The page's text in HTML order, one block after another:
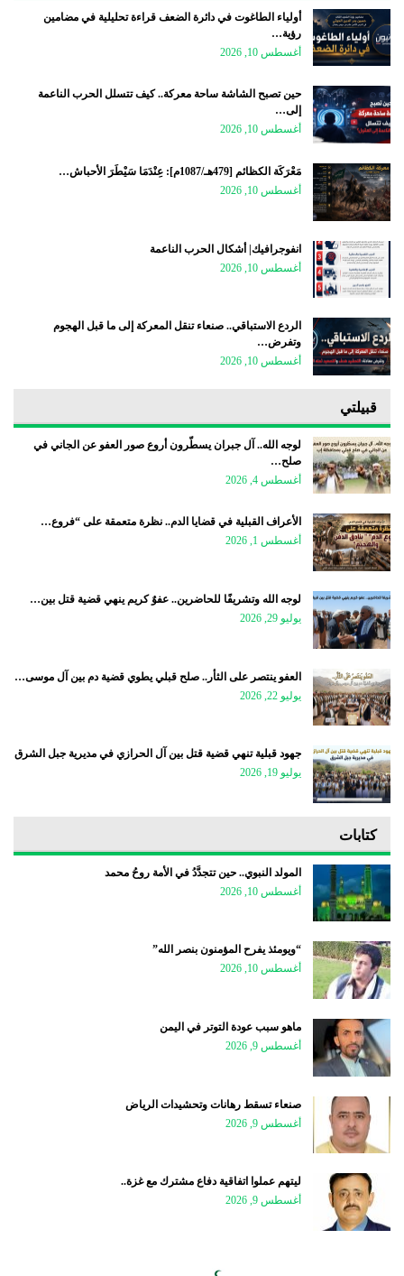
أولياء الطاغوت في دائرة الضعف قراءة تحليلية في مضامين
رؤية…
أغسطس 10, 2026
حين تصبح الشاشة ساحة معركة.. كيف تتسلل الحرب الناعمة
إلى…
أغسطس 10, 2026
مَعْرَكَة الكظائم [479هـ/1087م]: عِنْدَمَا سَيْطَرَ الأحباش…
أغسطس 10, 2026
انفوجرافيك| أشكال الحرب الناعمة
أغسطس 10, 2026
الردع الاستباقي.. صنعاء تنقل المعركة إلى ما قبل الهجوم
وتفرض…
أغسطس 10, 2026
قبيلتي
لوجه الله.. آل جبران يسطّرون أروع صور العفو عن الجاني في
صلح…
أغسطس 4, 2026
الأعراف القبلية في قضايا الدم.. نظرة متعمقة على “فروع…
أغسطس 1, 2026
لوجه الله وتشريفًا للحاضرين.. عفوٌ كريم ينهي قضية قتل بين…
يوليو 29, 2026
العفو ينتصر على الثأر.. صلح قبلي يطوي قضية دم بين آل موسى…
يوليو 22, 2026
جهود قبلية تنهي قضية قتل بين آل الحرازي في مديرية جبل الشرق
يوليو 19, 2026
كتابات
المولد النبوي.. حين تتجدَّدُ في الأمة روحُ محمد
أغسطس 10, 2026
“ويومئذ يفرح المؤمنون بنصر الله”
أغسطس 10, 2026
ماهو سبب عودة التوتر في اليمن
أغسطس 9, 2026
صنعاء تسقط رهانات وتحشيدات الرياض
أغسطس 9, 2026
ليتهم عملوا اتفاقية دفاع مشترك مع غزة..
أغسطس 9, 2026